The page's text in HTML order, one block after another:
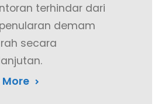
terhindar dari
demam
secara
More